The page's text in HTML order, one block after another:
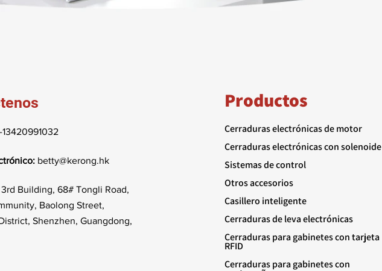
betty@kerong.hk
Building, 68# Tongli Road,
Baolong Street,
Shenzhen, Guangdong,
Productos
Cerraduras electrónicas de motor
Cerraduras electrónicas con solenoide
Sistemas de control
Otros accesorios
Casillero inteligente
Cerraduras de leva electrónicas
Cerraduras para gabinetes con tarjeta
RFID
Cerraduras para gabinetes con